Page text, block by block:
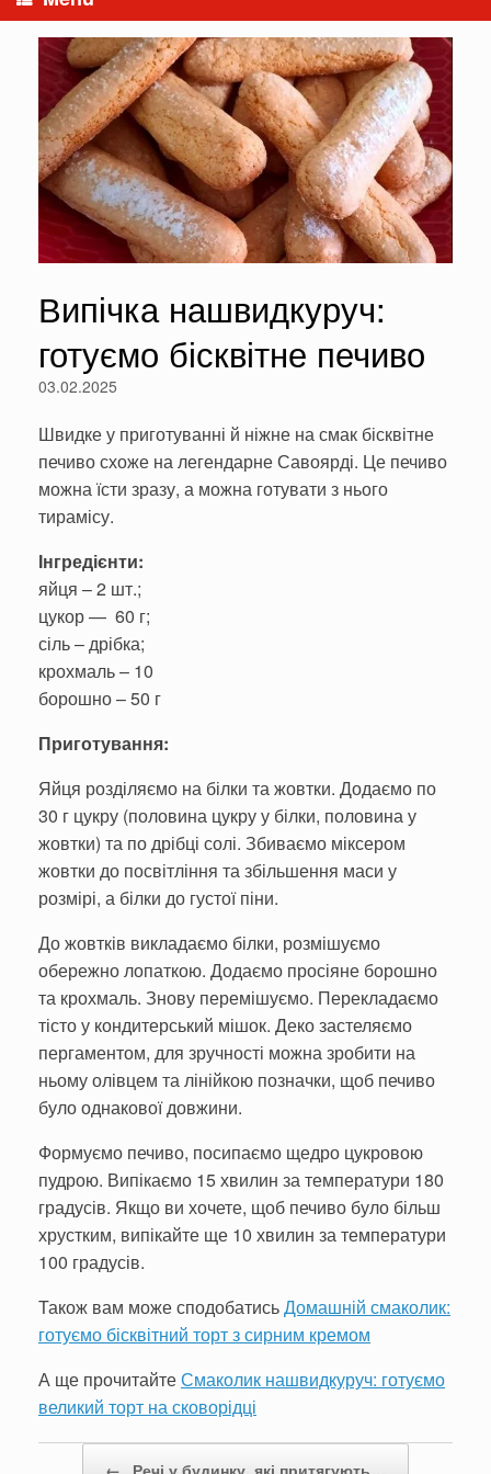
Випічка нашвидкуруч:
готуємо бісквітне печиво
03.02.2025
Швидке у приготуванні й ніжне на смак бісквітне
печиво схоже на легендарне Савоярді. Це печиво
можна їсти зразу, а можна готувати з нього
тирамісу.
Інгредієнти:
яйця – 2 шт.;
цукор — 60 г;
сіль – дрібка;
крохмаль – 10
борошно – 50 г
Приготування:
Яйця розділяємо на білки та жовтки. Додаємо по
30 г цукру (половина цукру у білки, половина у
жовтки) та по дрібці солі. Збиваємо міксером
жовтки до посвітління та збільшення маси у
розмірі, а білки до густої піни.
До жовтків викладаємо білки, розмішуємо
обережно лопаткою. Додаємо просіяне борошно
та крохмаль. Знову перемішуємо. Перекладаємо
тісто у кондитерський мішок. Деко застеляємо
пергаментом, для зручності можна зробити на
ньому олівцем та лінійкою позначки, щоб печиво
було однакової довжини.
Формуємо печиво, посипаємо щедро цукровою
пудрою. Випікаємо 15 хвилин за температури 180
градусів. Якщо ви хочете, щоб печиво було більш
хрустким, випікайте ще 10 хвилин за температури
100 градусів.
Також вам може сподобатисьДомашній смаколик:
готуємо бісквітний торт з сирним кремом
А ще прочитайтеСмаколик нашвидкуруч: готуємо
великий торт на сковорідці